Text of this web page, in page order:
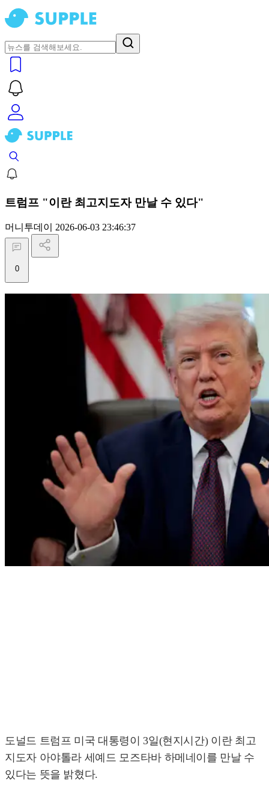
트럼프 "이란 최고지도자 만날 수 있다"
머니투데이 2026-06-03 23:46:37
0
도널드 트럼프 미국 대통령이 3일(현지시간) 이란 최고
지도자 아야톨라 세예드 모즈타바 하메네이를 만날 수
있다는 뜻을 밝혔다.